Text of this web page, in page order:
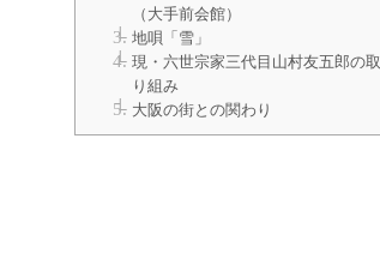
（大手前会館）
地唄「雪」
現・六世宗家三代目山村友五郎の取
り組み
大阪の街との関わり